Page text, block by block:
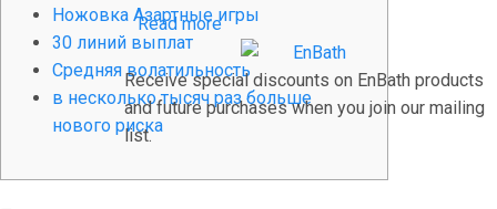
Ножовка Азартные игры
30 линий выплат
Средняя волатильность
в несколько тысяч раз больше
нового риска
Read more
Receive special discounts on EnBath products
and future purchases when you join our mailing
list.